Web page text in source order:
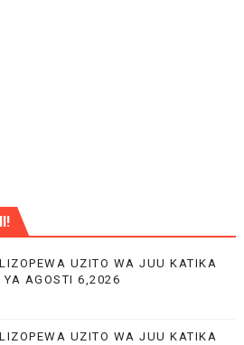
UZITO WA JUU KATIKA
YA AGOSTI 6,2026
UZITO WA JUU KATIKA